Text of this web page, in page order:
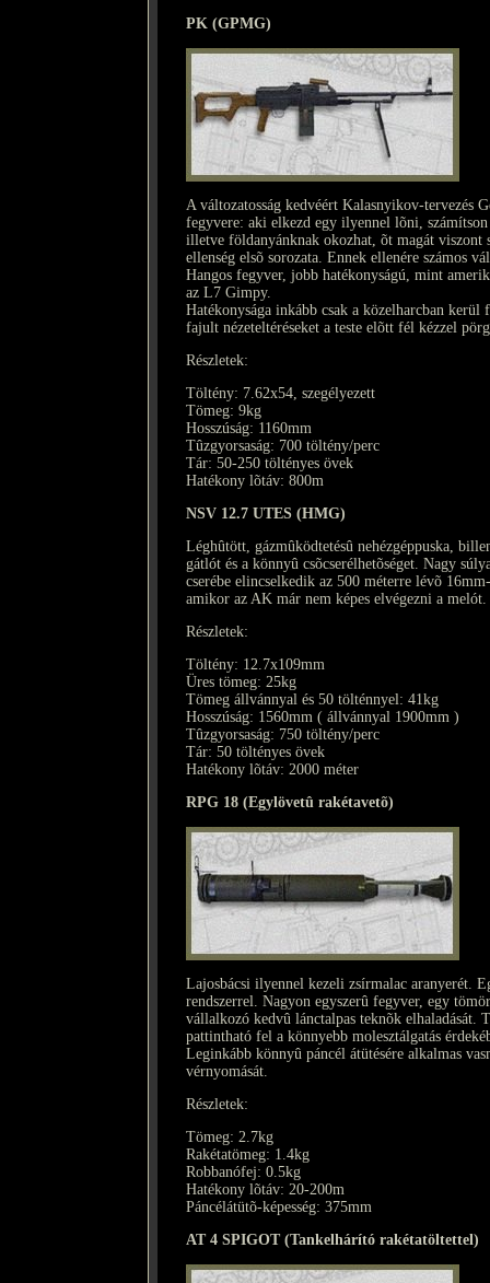
PK (GPMG)
A változatosság kedvéért Kalasnyikov-tervezés
fegyvere: aki elkezd egy ilyennel lõni,
illetve földanyánknak okozhat, õt magát viszont
ellenség elsõ sorozata. Ennek ellenére számos
Hangos fegyver, jobb hatékonyságú, mint
az L7 Gimpy.
Hatékonysága inkább csak a közelharcban
fajult nézeteltéréseket a teste elõtt fél kézzel
Részletek:
Töltény: 7.62x54, szegélyezett
Tömeg: 9kg
Hosszúság: 1160mm
Tûzgyorsaság: 700 töltény/perc
Tár: 50-250 töltényes övek
Hatékony lõtáv: 800m
NSV 12.7 UTES (HMG)
Léghûtött, gázmûködtetésû nehézgéppuska,
gátlót és a könnyû csõcserélhetõséget. Nagy
cserébe elincselkedik az 500 méterre lévõ
amikor az AK már nem képes elvégezni a melót.
Részletek:
Töltény: 12.7x109mm
Üres tömeg: 25kg
Tömeg állvánnyal és 50 tölténnyel: 41kg
Hosszúság: 1560mm ( állvánnyal 1900mm )
Tûzgyorsaság: 750 töltény/perc
Tár: 50 töltényes övek
Hatékony lõtáv: 2000 méter
RPG 18 (Egylövetû rakétavetõ)
Lajosbácsi ilyennel kezeli zsírmalac aranyerét.
rendszerrel. Nagyon egyszerû fegyver, egy
vállalkozó kedvû lánctalpas teknõk elhaladását.
pattintható fel a könnyebb molesztálgatás
Leginkább könnyû páncél átütésére alkalmas
vérnyomását.
Részletek:
Tömeg: 2.7kg
Rakétatömeg: 1.4kg
Robbanófej: 0.5kg
Hatékony lõtáv: 20-200m
Páncélátütõ-képesség: 375mm
AT 4 SPIGOT (Tankelhárító rakétatöltettel)